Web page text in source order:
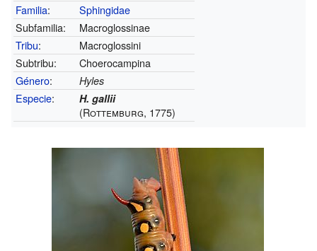
Familia:
Sphingidae
Subfamilia:
Macroglossinae
Tribu:
Macroglossini
Subtribu:
Choerocampina
Género: Hyles
Especie: H. gallii
(Rottemburg, 1775)